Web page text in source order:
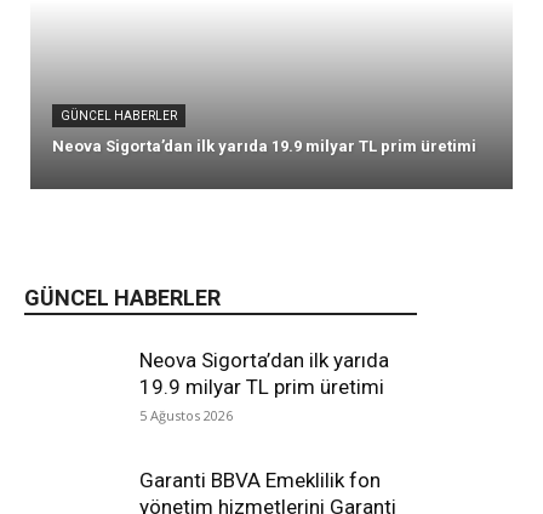
GÜNCEL HABERLER
Neova Sigorta’dan ilk yarıda
19.9 milyar TL prim üretimi
5 Ağustos 2026
Garanti BBVA Emeklilik fon
yönetim hizmetlerini Garanti
GÜNCEL HABERLER
Neova Sigorta’dan ilk yarıda 19.9 milyar TL prim üretimi